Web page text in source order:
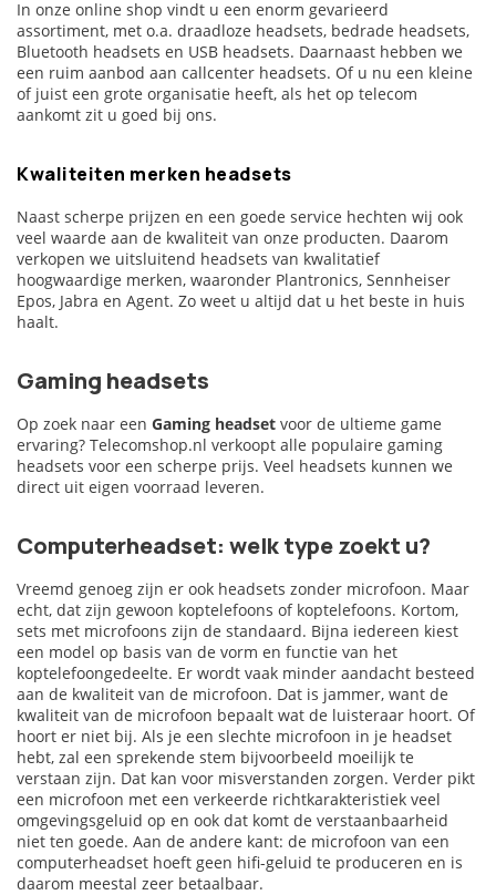
In onze online shop vindt u een enorm gevarieerd
assortiment, met o.a. draadloze headsets, bedrade headsets,
Bluetooth headsets en USB headsets. Daarnaast hebben we
een ruim aanbod aan callcenter headsets. Of u nu een kleine
of juist een grote organisatie heeft, als het op telecom
aankomt zit u goed bij ons.
Kwaliteiten merken headsets
Naast scherpe prijzen en een goede service hechten wij ook
veel waarde aan de kwaliteit van onze producten. Daarom
verkopen we uitsluitend headsets van kwalitatief
hoogwaardige merken, waaronder Plantronics, Sennheiser
Epos, Jabra en Agent. Zo weet u altijd dat u het beste in huis
haalt.
Gaming headsets
Op zoek naar een Gaming headset voor de ultieme game
ervaring? Telecomshop.nl verkoopt alle populaire gaming
headsets voor een scherpe prijs. Veel headsets kunnen we
direct uit eigen voorraad leveren.
Computerheadset: welk type zoekt u?
Vreemd genoeg zijn er ook headsets zonder microfoon. Maar
echt, dat zijn gewoon koptelefoons of koptelefoons. Kortom,
sets met microfoons zijn de standaard. Bijna iedereen kiest
een model op basis van de vorm en functie van het
koptelefoongedeelte. Er wordt vaak minder aandacht besteed
aan de kwaliteit van de microfoon. Dat is jammer, want de
kwaliteit van de microfoon bepaalt wat de luisteraar hoort. Of
hoort er niet bij. Als je een slechte microfoon in je headset
hebt, zal een sprekende stem bijvoorbeeld moeilijk te
verstaan ​​zijn. Dat kan voor misverstanden zorgen. Verder pikt
een microfoon met een verkeerde richtkarakteristiek veel
omgevingsgeluid op en ook dat komt de verstaanbaarheid
niet ten goede. Aan de andere kant: de microfoon van een
computerheadset hoeft geen hifi-geluid te produceren en is
daarom meestal zeer betaalbaar.